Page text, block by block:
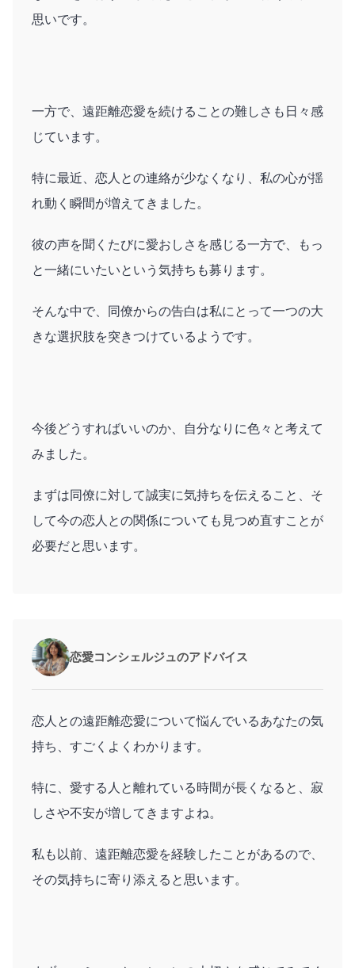
思いです。
一方で、遠距離恋愛を続けることの難しさも日々感
じています。
特に最近、恋人との連絡が少なくなり、私の心が揺
れ動く瞬間が増えてきました。
彼の声を聞くたびに愛おしさを感じる一方で、もっ
と一緒にいたいという気持ちも募ります。
そんな中で、同僚からの告白は私にとって一つの大
きな選択肢を突きつけているようです。
今後どうすればいいのか、自分なりに色々と考えて
みました。
まずは同僚に対して誠実に気持ちを伝えること、そ
して今の恋人との関係についても見つめ直すことが
必要だと思います。
恋愛コンシェルジュのアドバイス
恋人との遠距離恋愛について悩んでいるあなたの気
持ち、すごくよくわかります。
特に、愛する人と離れている時間が長くなると、寂
しさや不安が増してきますよね。
私も以前、遠距離恋愛を経験したことがあるので、
その気持ちに寄り添えると思います。